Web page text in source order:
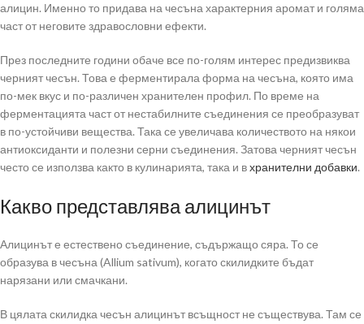
алицин. Именно то придава на чесъна характерния аромат и голяма
част от неговите здравословни ефекти.
През последните години обаче все по-голям интерес предизвиква
черният чесън. Това е ферментирала форма на чесъна, която има
по-мек вкус и по-различен хранителен профил. По време на
ферментацията част от нестабилните съединения се преобразуват
в по-устойчиви вещества. Така се увеличава количеството на някои
антиоксиданти и полезни серни съединения. Затова черният чесън
често се използва както в кулинарията, така и вхранителни добавки.
Какво представлява алицинът
Алицинът е естествено съединение, съдържащо сяра. То се
образува в чесъна (Allium sativum), когато скилидките бъдат
нарязани или смачкани.
В цялата скилидка чесън алицинът всъщност не съществува. Там се